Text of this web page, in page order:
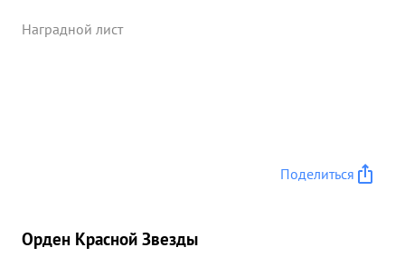
Наградной лист
Поделиться
Орден Красной Звезды